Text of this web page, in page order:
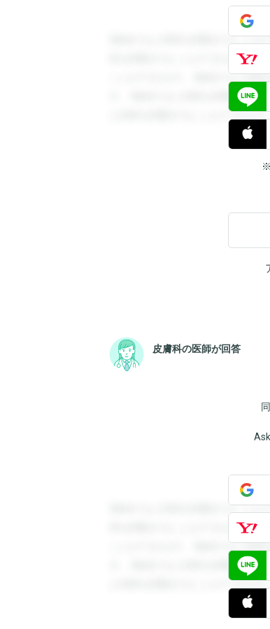
登録すると回答を閲覧すること
答を閲覧することができます。
ことができます。登録すると回
す。登録すると回答を閲覧する
と回答を閲覧することができます
皮膚科の医師が回答
登録すると回答を閲覧すること
答を閲覧することができます。
ことができます。登録すると回
す。登録すると回答を閲覧する
と回答を閲覧することができます